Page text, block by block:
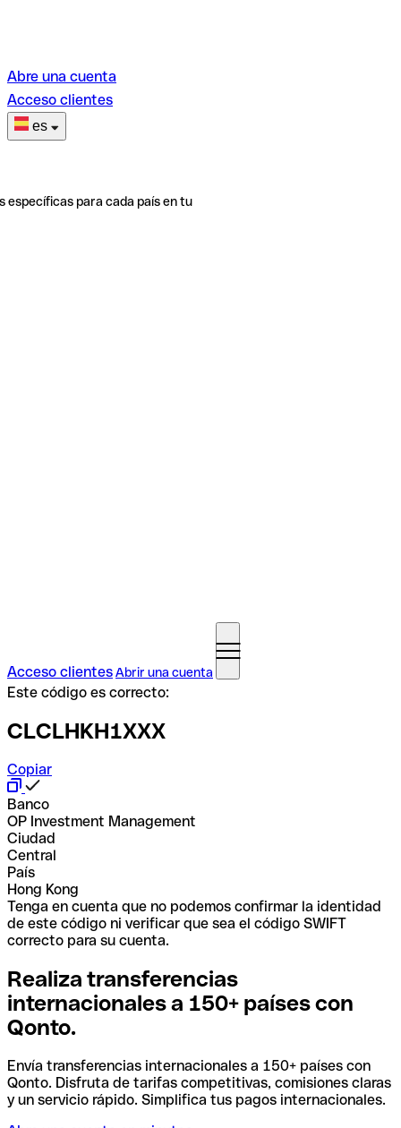
Abre una cuenta
Acceso clientes
es
específicas para cada país en tu
Acceso clientesAbrir una cuenta
Este código es correcto:
CLCLHKH1XXX
Copiar
Banco
OP Investment Management
Ciudad
Central
País
Hong Kong
Tenga en cuenta que no podemos confirmar la identidad
de este código ni verificar que sea el código SWIFT
correcto para su cuenta.
Realiza transferencias
internacionales a 150+ países con
Qonto.
Envía transferencias internacionales a 150+ países con
Qonto. Disfruta de tarifas competitivas, comisiones claras
y un servicio rápido. Simplifica tus pagos internacionales.